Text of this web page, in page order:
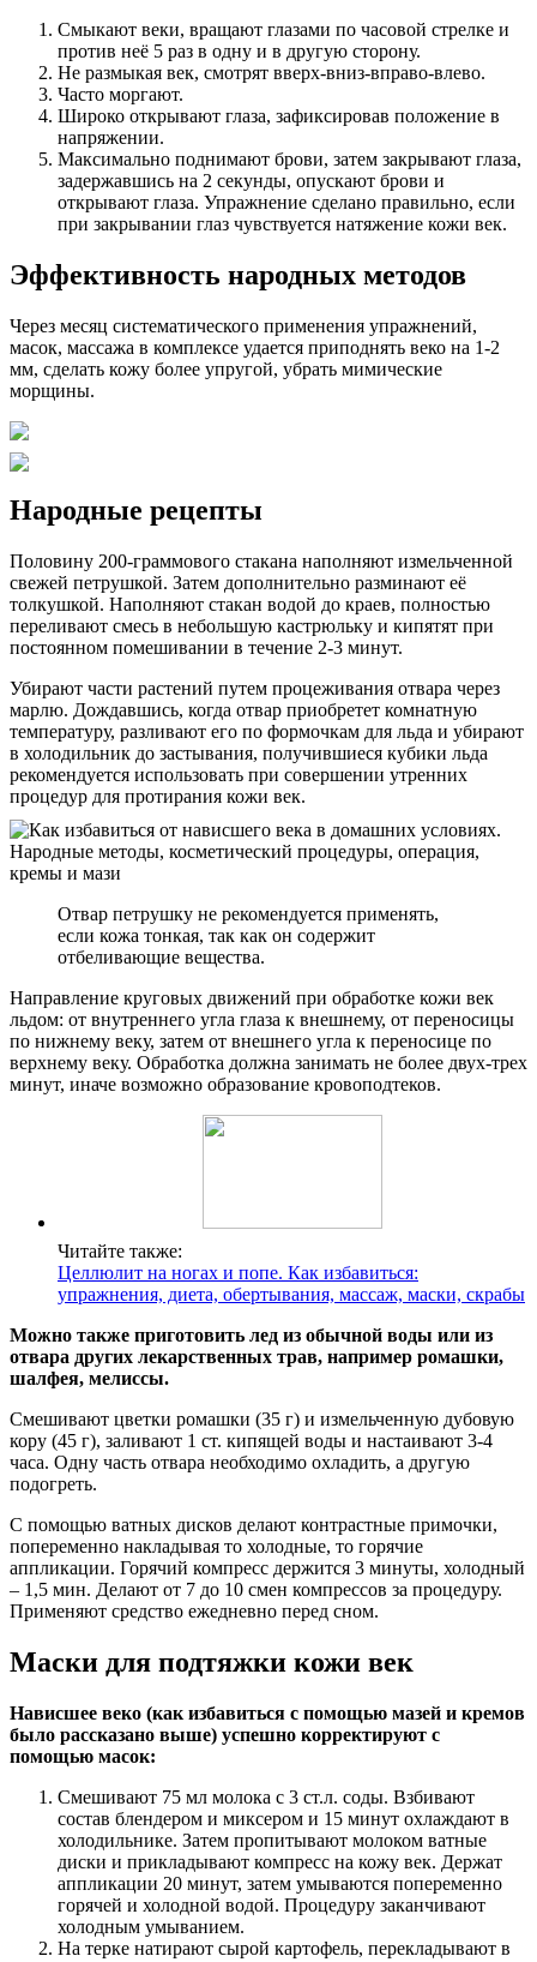
Смыкают веки, вращают глазами по часовой стрелке и
против неё 5 раз в одну и в другую сторону.
Не размыкая век, смотрят вверх-вниз-вправо-влево.
Часто моргают.
Широко открывают глаза, зафиксировав положение в
напряжении.
Максимально поднимают брови, затем закрывают глаза,
задержавшись на 2 секунды, опускают брови и
открывают глаза. Упражнение сделано правильно, если
при закрывании глаз чувствуется натяжение кожи век.
Эффективность народных методов
Через месяц систематического применения упражнений,
масок, массажа в комплексе удается приподнять веко на 1-2
мм, сделать кожу более упругой, убрать мимические
морщины.
Народные рецепты
Половину 200-граммового стакана наполняют измельченной
свежей петрушкой. Затем дополнительно разминают её
толкушкой. Наполняют стакан водой до краев, полностью
переливают смесь в небольшую кастрюльку и кипятят при
постоянном помешивании в течение 2-3 минут.
Убирают части растений путем процеживания отвара через
марлю. Дождавшись, когда отвар приобретет комнатную
температуру, разливают его по формочкам для льда и убирают
в холодильник до застывания, получившиеся кубики льда
рекомендуется использовать при совершении утренних
процедур для протирания кожи век.
Отвар петрушку не рекомендуется применять,
если кожа тонкая, так как он содержит
отбеливающие вещества.
Направление круговых движений при обработке кожи век
льдом: от внутреннего угла глаза к внешнему, от переносицы
по нижнему веку, затем от внешнего угла к переносице по
верхнему веку. Обработка должна занимать не более двух-трех
минут, иначе возможно образование кровоподтеков.
Читайте также:
Целлюлит на ногах и попе. Как избавиться:
упражнения, диета, обертывания, массаж, маски, скрабы
Можно также приготовить лед из обычной воды или из
отвара других лекарственных трав, например ромашки,
шалфея, мелиссы.
Смешивают цветки ромашки (35 г) и измельченную дубовую
кору (45 г), заливают 1 ст. кипящей воды и настаивают 3-4
часа. Одну часть отвара необходимо охладить, а другую
подогреть.
С помощью ватных дисков делают контрастные примочки,
попеременно накладывая то холодные, то горячие
аппликации. Горячий компресс держится 3 минуты, холодный
– 1,5 мин. Делают от 7 до 10 смен компрессов за процедуру.
Применяют средство ежедневно перед сном.
Маски для подтяжки кожи век
Нависшее веко (как избавиться с помощью мазей и кремов
было рассказано выше) успешно корректируют с
помощью масок:
Смешивают 75 мл молока с 3 ст.л. соды. Взбивают
состав блендером и миксером и 15 минут охлаждают в
холодильнике. Затем пропитывают молоком ватные
диски и прикладывают компресс на кожу век. Держат
аппликации 20 минут, затем умываются попеременно
горячей и холодной водой. Процедуру заканчивают
холодным умыванием.
На терке натирают сырой картофель, перекладывают в